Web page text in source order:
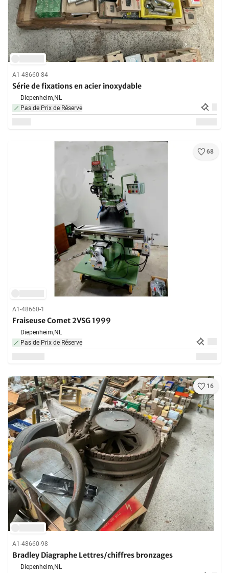
A1-48660-84
Série de fixations en acier inoxydable
Diepenheim,NL
Pas de Prix de Réserve
68
A1-48660-1
Fraiseuse Comet 2VSG 1999
Diepenheim,NL
Pas de Prix de Réserve
16
A1-48660-98
Bradley Diagraphe Lettres/chiffres bronzages
Diepenheim,NL